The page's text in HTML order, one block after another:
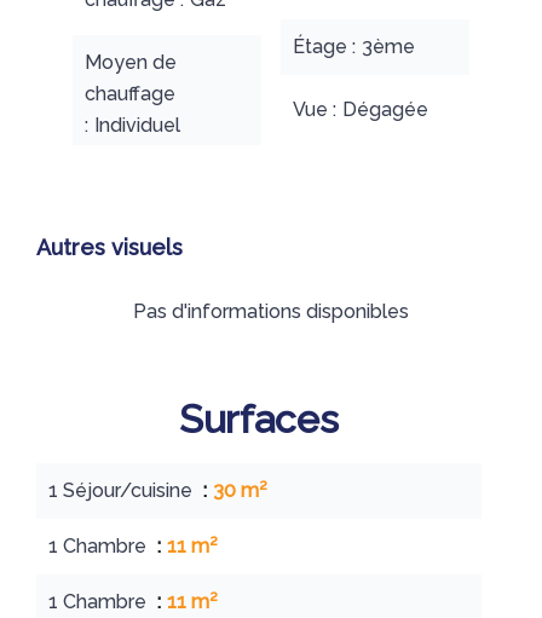
Moyen de
chauffage
Individuel
Étage 3ème
Vue Dégagée
Autres visuels
Pas d'informations disponibles
Surfaces
1 Séjour/cuisine 30 m²
1 Chambre 11 m²
1 Chambre 11 m²